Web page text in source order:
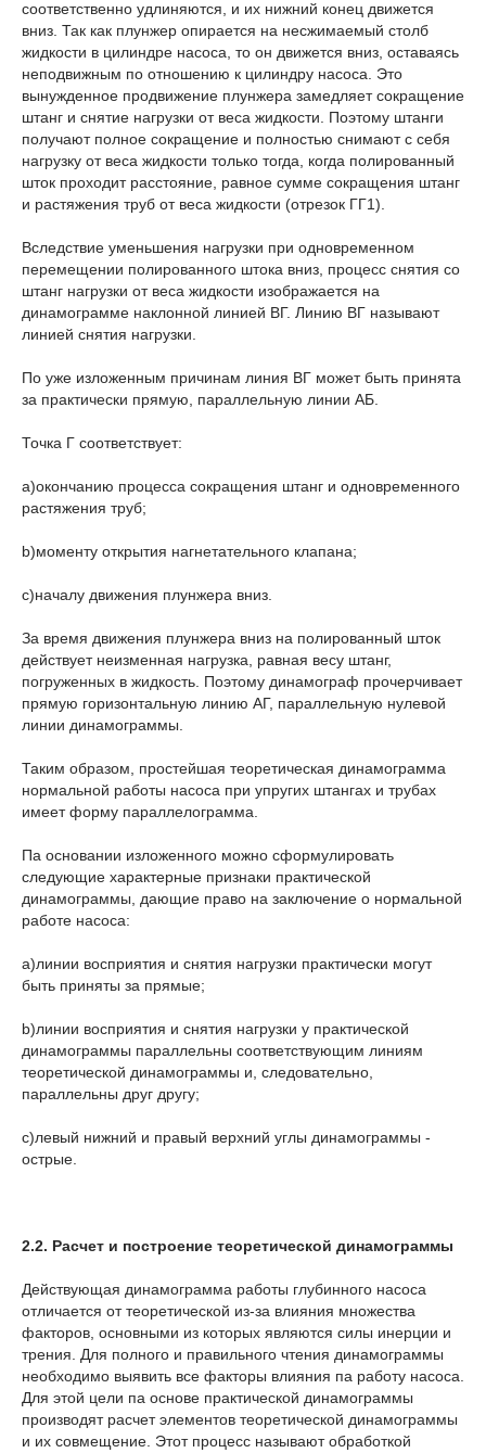
соответственно удлиняются, и их нижний конец движется
вниз. Так как плунжер опирается на несжимаемый столб
жидкости в цилиндре насоса, то он движется вниз, оставаясь
неподвижным по отношению к цилиндру насоса. Это
вынужденное продвижение плунжера замедляет сокращение
штанг и снятие нагрузки от веса жидкости. Поэтому штанги
получают полное сокращение и полностью снимают с себя
нагрузку от веса жидкости только тогда, когда полированный
шток проходит расстояние, равное сумме сокращения штанг
и растяжения труб от веса жидкости (отрезок ГГ1).
Вследствие уменьшения нагрузки при одновременном
перемещении полированного штока вниз, процесс снятия со
штанг нагрузки от веса жидкости изображается на
динамограмме наклонной линией ВГ. Линию BГ называют
линией снятия нагрузки.
По уже изложенным причинам линия ВГ может быть принята
за практически прямую, параллельную линии АБ.
Точка Г соответствует:
a)окончанию процесса сокращения штанг и одновременного
растяжения труб;
b)моменту открытия нагнетательного клапана;
c)началу движения плунжера вниз.
За время движения плунжера вниз на полированный шток
действует неизменная нагрузка, равная весу штанг,
погруженных в жидкость. Поэтому динамограф прочерчивает
прямую горизонтальную линию АГ, параллельную нулевой
линии динамограммы.
Таким образом, простейшая теоретическая динамограмма
нормальной работы насоса при упругих штангах и трубах
имеет форму параллелограмма.
Па основании изложенного можно сформулировать
следующие характерные признаки практической
динамограммы, дающие право на заключение о нормальной
работе насоса:
a)линии восприятия и снятия нагрузки практически могут
быть приняты за прямые;
b)линии восприятия и снятия нагрузки у практической
динамограммы параллельны соответствующим линиям
теоретической динамограммы и, следовательно,
параллельны друг другу;
c)левый нижний и правый верхний углы динамограммы -
острые.
2.2. Расчет и построение теоретической динамограммы
Действующая динамограмма работы глубинного насоса
отличается от теоретической из-за влияния множества
факторов, основными из которых являются силы инерции и
трения. Для полного и правильного чтения динамограммы
необходимо выявить все факторы влияния па работу насоса.
Для этой цели па основе практической динамограммы
производят расчет элементов теоретической динамограммы
и их совмещение. Этот процесс называют обработкой